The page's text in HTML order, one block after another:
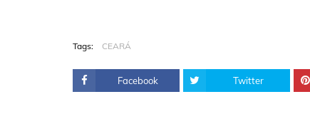
Tags: CEARÁ
Facebook Twitter